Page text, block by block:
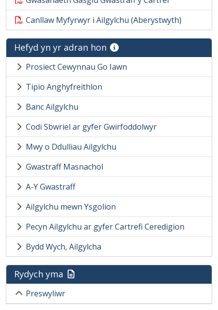
Canllaw Myfyrwyr i Ailgylchu (Aberystwyth)
Hefyd yn yr adran hon
Prosiect Cewynnau Go Iawn
Tipio Anghyfreithlon
Banc Ailgylchu
Codi Sbwriel ar gyfer Gwirfoddolwyr
Mwy o Ddulliau Ailgylchu
Gwastraff Masnachol
A-Y Gwastraff
Ailgylchu mewn Ysgolion
Pecyn Ailgylchu ar gyfer Cartrefi Ceredigion
Bydd Wych, Ailgylcha
Rydych yma
Preswyliwr